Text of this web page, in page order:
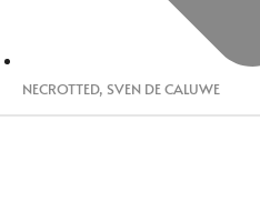
NECROTTED, SVEN DE CALUWE